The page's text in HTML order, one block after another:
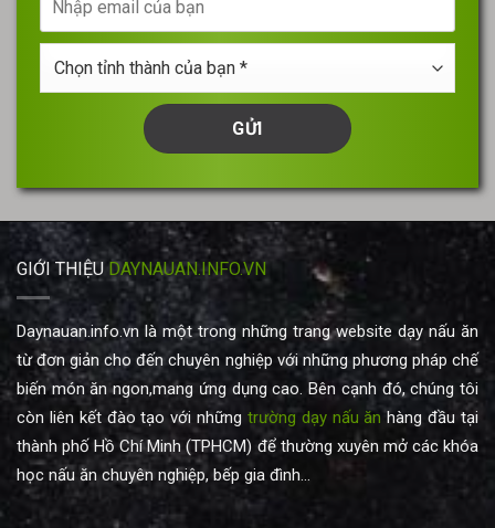
vấnemail
của
bạn
tỉnh
GIỚI THIỆUDAYNAUAN.INFO.VN
Daynauan.info.vn là một trong những trang website dạy nấu ăn
từ đơn giản cho đến chuyên nghiệp với những phương pháp chế
biến món ăn ngon,mang ứng dụng cao. Bên cạnh đó, chúng tôi
còn liên kết đào tạo với những trường dạy nấu ăn hàng đầu tại
thành phố Hồ Chí Minh (TPHCM) để thường xuyên mở các khóa
học nấu ăn chuyên nghiệp, bếp gia đình...